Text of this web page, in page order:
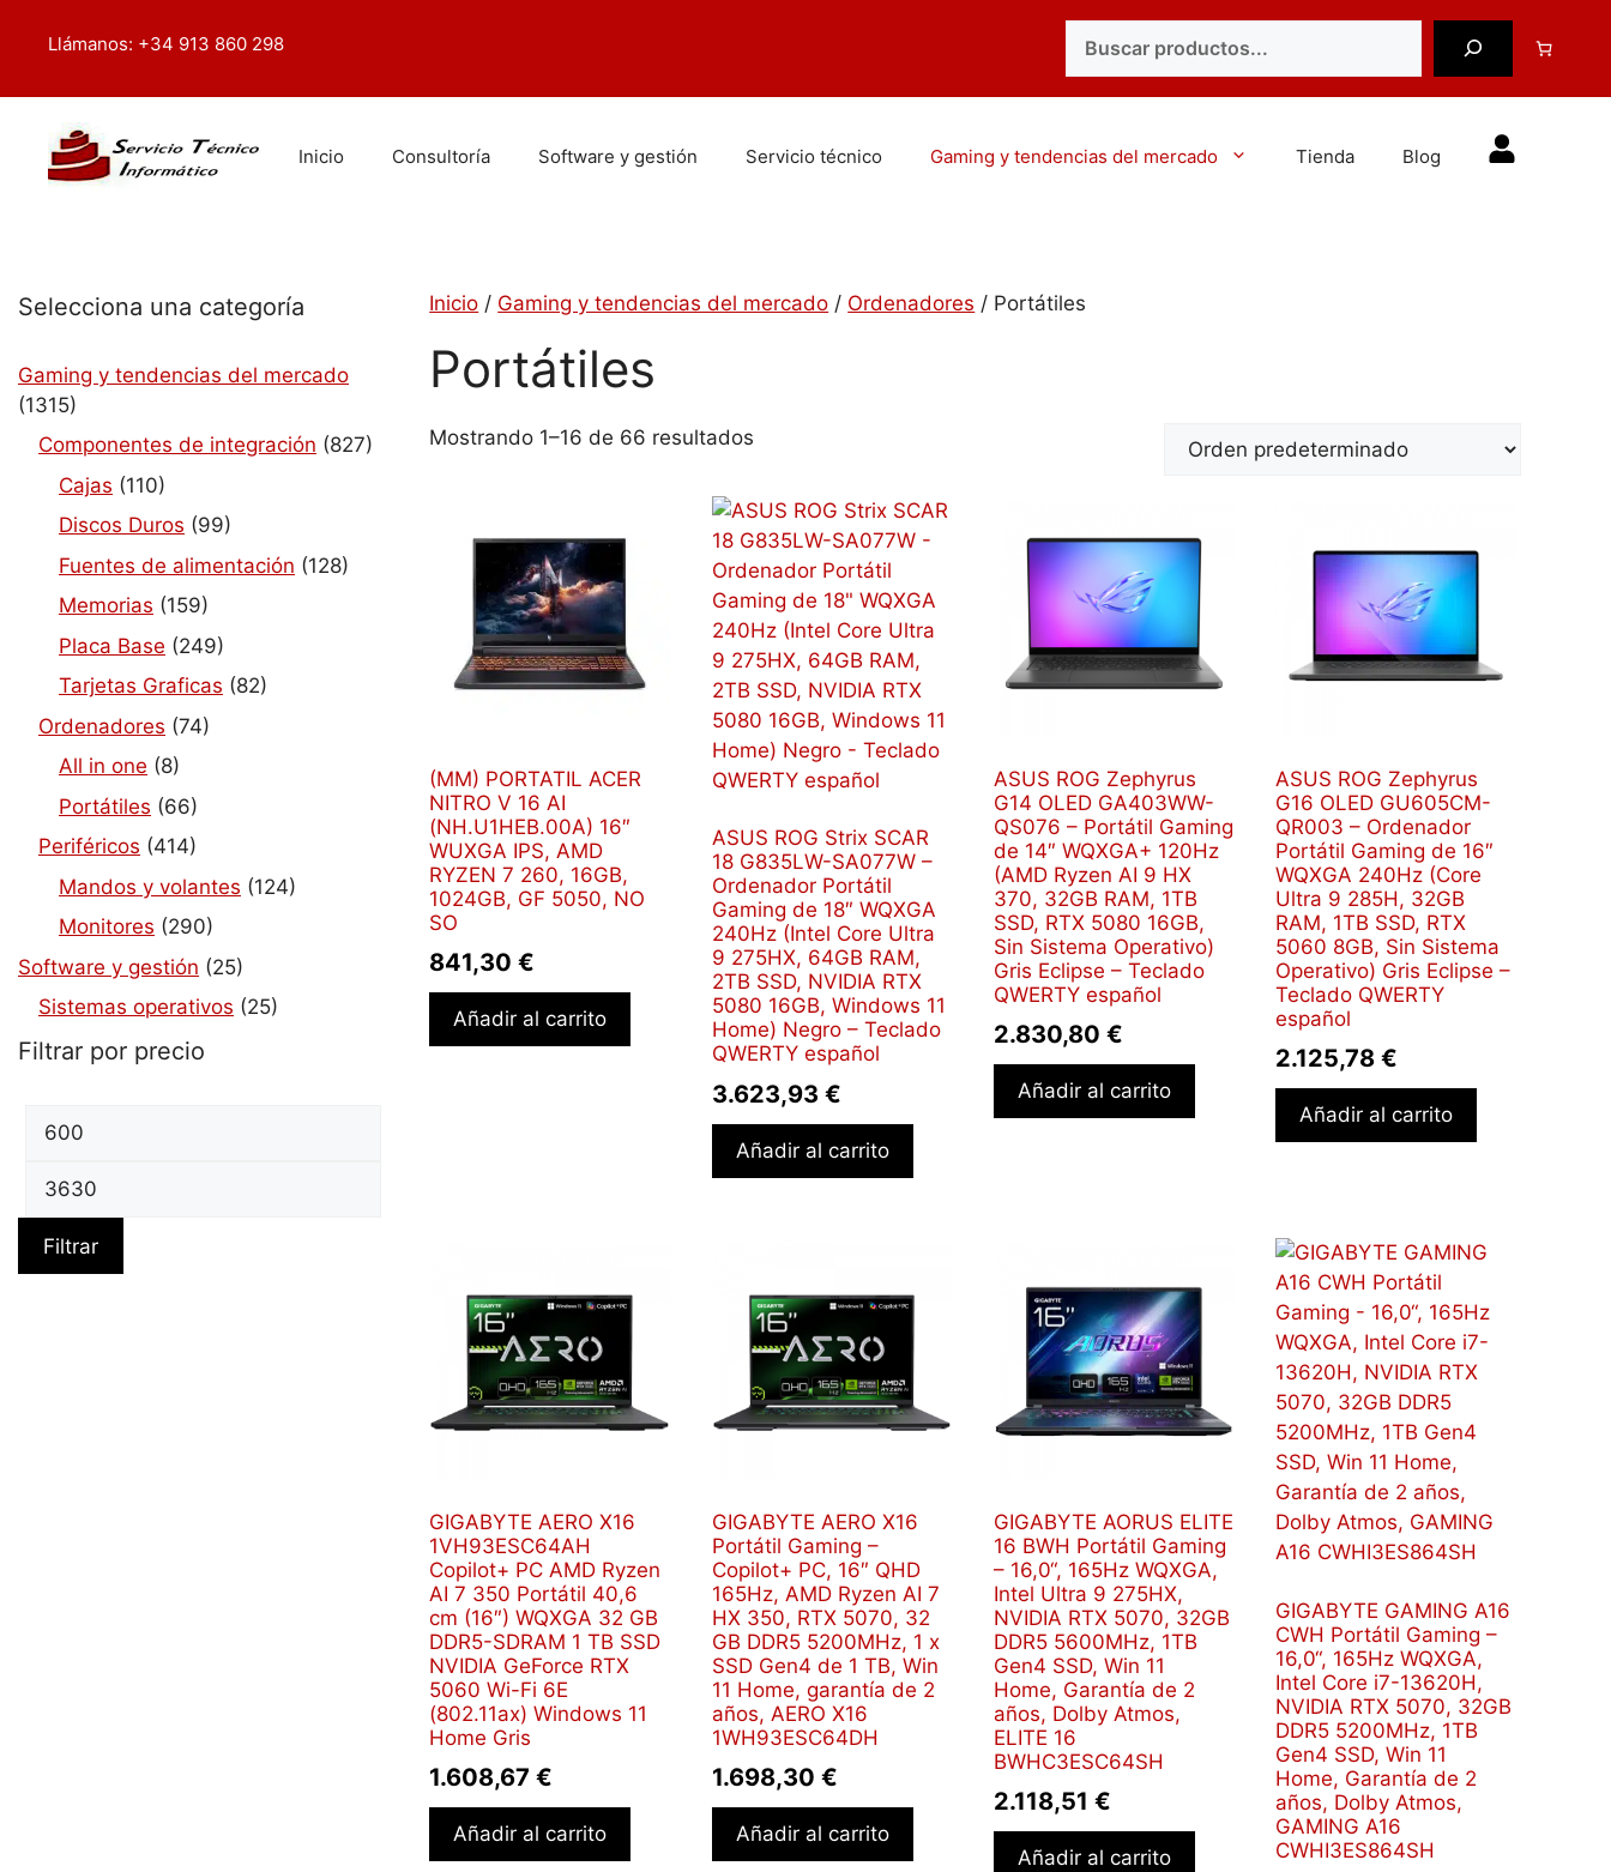
Llámanos: +34 913 860 298
Inicio Consultoría Software y gestión Servicio técnico Gaming y tendencias del mercado Tienda Blog
Selecciona una categoría
Gaming y tendencias del mercado
(1315)
Componentes de integración (827)
Cajas (110)
Discos Duros (99)
Fuentes de alimentación (128)
Memorias (159)
Placa Base (249)
Tarjetas Graficas (82)
Ordenadores (74)
All in one (8)
Portátiles (66)
Periféricos (414)
Mandos y volantes (124)
Monitores (290)
Software y gestión (25)
Sistemas operativos (25)
Filtrar por precio
Precio
Filtrar
Inicio / Gaming y tendencias del mercado / Ordenadores / Portátiles
Portátiles
Mostrando 1–16 de 66 resultados
(MM) PORTATIL ACER
NITRO V 16 AI
(NH.U1HEB.00A) 16″
WUXGA IPS, AMD
RYZEN 7 260, 16GB,
1024GB, GF 5050, NO
SO
841,30€
Añadir al carrito
ASUS ROG Strix SCAR
18 G835LW-SA077W –
Ordenador Portátil
Gaming de 18″ WQXGA
240Hz (Intel Core Ultra
9 275HX, 64GB RAM,
2TB SSD, NVIDIA RTX
5080 16GB, Windows 11
Home) Negro – Teclado
QWERTY español
3.623,93 €
Añadir al carrito
ASUS ROG Zephyrus
G14 OLED GA403WW-
QS076 – Portátil Gaming
de 14″ WQXGA+ 120Hz
(AMD Ryzen AI 9 HX
370, 32GB RAM, 1TB
SSD, RTX 5080 16GB,
Sin Sistema Operativo)
Gris Eclipse – Teclado
QWERTY español
2.830,80€
Añadir al carrito
ASUS ROG Zephyrus
G16 OLED GU605CM-
QR003 – Ordenador
Portátil Gaming de 16″
WQXGA 240Hz (Core
Ultra 9 285H, 32GB
RAM, 1TB SSD, RTX
5060 8GB, Sin Sistema
Operativo) Gris Eclipse –
Teclado QWERTY
español
2.125,78€
Añadir al carrito
GIGABYTE AERO X16
1VH93ESC64AH
Copilot+ PC AMD Ryzen
AI 7 350 Portátil 40,6
cm (16″) WQXGA 32 GB
DDR5-SDRAM 1 TB SSD
NVIDIA GeForce RTX
5060 Wi-Fi 6E
(802.11ax) Windows 11
Home Gris
1.608,67€
Añadir al carrito
GIGABYTE AERO X16
Portátil Gaming –
Copilot+ PC, 16″ QHD
165Hz, AMD Ryzen AI 7
HX 350, RTX 5070, 32
GB DDR5 5200MHz, 1 x
SSD Gen4 de 1 TB, Win
11 Home, garantía de 2
años, AERO X16
1WH93ESC64DH
1.698,30 €
Añadir al carrito
GIGABYTE AORUS ELITE
16 BWH Portátil Gaming
– 16,0“, 165Hz WQXGA,
Intel Ultra 9 275HX,
NVIDIA RTX 5070, 32GB
DDR5 5600MHz, 1TB
Gen4 SSD, Win 11
Home, Garantía de 2
años, Dolby Atmos,
ELITE 16
BWHC3ESC64SH
2.118,51€
Añadir al carrito
GIGABYTE GAMING A16
CWH Portátil Gaming –
16,0“, 165Hz WQXGA,
Intel Core i7-13620H,
NVIDIA RTX 5070, 32GB
DDR5 5200MHz, 1TB
Gen4 SSD, Win 11
Home, Garantía de 2
años, Dolby Atmos,
GAMING A16
CWHI3ES864SH